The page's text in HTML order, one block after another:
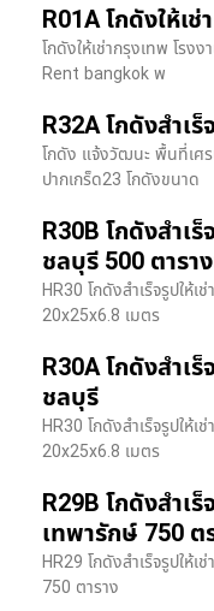
R01A โกดังให้เ
โกดังให้เช่ากรุงเทพ โรง
Rent bangkok พ
R32A โกดังสำเ
โกดัง แจ้งวัฒนะ พื้นที่เศ
ปากเกร็ด23 โกดังขนาด
R30B โกดังสำเ
ชลบุรี 500 ตารา
HR30 โกดังสำเร็จรูปให้
20x25x6.8 เมตร
R30A โกดังสำเ
ชลบุรี
HR30 โกดังสำเร็จรูปให้
20x25x6.8 เมตร
R29B โกดังสำเ
เทพารักษ์ 750 ต
HR29 โกดังสำเร็จรูปให้
750 ตาราง